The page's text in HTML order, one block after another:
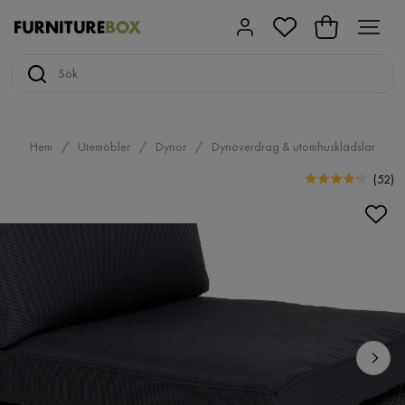
Hem Utemöbler Dynor
Dynöverdrag & utomhusklädslar
(52)